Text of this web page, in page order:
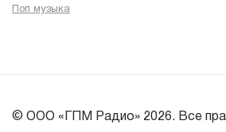
Поп музыка
© ООО «ГПМ Радио» 2026. Все